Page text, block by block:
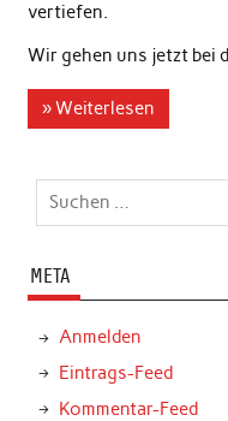
vertiefen.
Wir gehen uns jetzt bei
» Weiterlesen
META
Anmelden
Eintrags-Feed
Kommentar-Feed